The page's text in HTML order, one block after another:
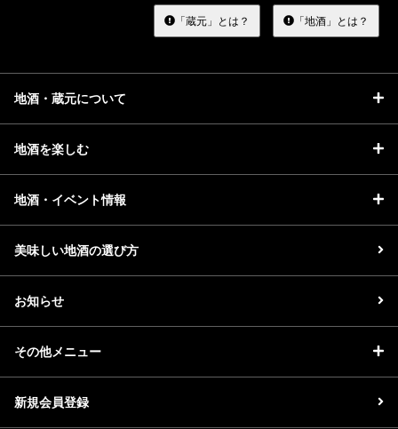
る
「蔵元」とは？ 「地酒」とは？
地酒・蔵元について
地酒を楽しむ
地酒・イベント情報
美味しい地酒の選び方
お知らせ
その他メニュー
新規会員登録